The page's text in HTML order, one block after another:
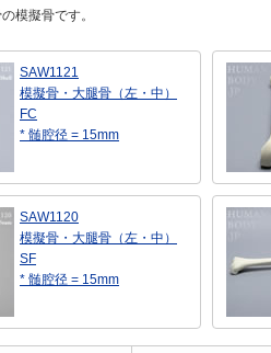
模擬骨です。
SAW1121
模擬骨・大腿骨（左・中）
FC
* 髄腔径 = 15mm
SAW1120
模擬骨・大腿骨（左・中）
SF
* 髄腔径 = 15mm